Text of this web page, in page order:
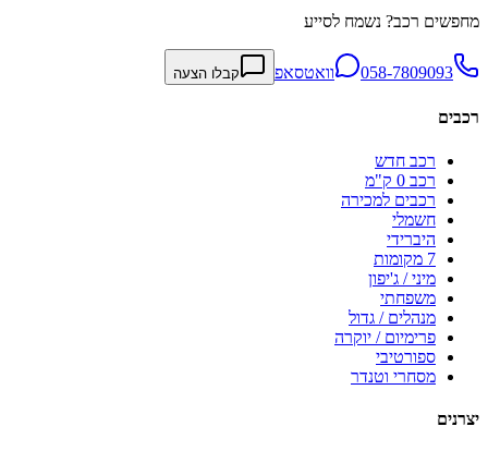
מחפשים רכב? נשמח לסייע
058-7809093 וואטסאפ קבלו הצעה
רכבים
רכב חדש
רכב 0 ק"מ
רכבים למכירה
חשמלי
היברידי
7 מקומות
מיני / ג'יפון
משפחתי
מנהלים / גדול
פרימיום / יוקרה
ספורטיבי
מסחרי וטנדר
יצרנים